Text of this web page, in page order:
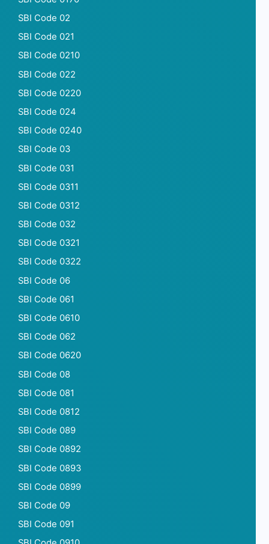
SBI Code 02
SBI Code 021
SBI Code 0210
SBI Code 022
SBI Code 0220
SBI Code 024
SBI Code 0240
SBI Code 03
SBI Code 031
SBI Code 0311
SBI Code 0312
SBI Code 032
SBI Code 0321
SBI Code 0322
SBI Code 06
SBI Code 061
SBI Code 0610
SBI Code 062
SBI Code 0620
SBI Code 08
SBI Code 081
SBI Code 0812
SBI Code 089
SBI Code 0892
SBI Code 0893
SBI Code 0899
SBI Code 09
SBI Code 091